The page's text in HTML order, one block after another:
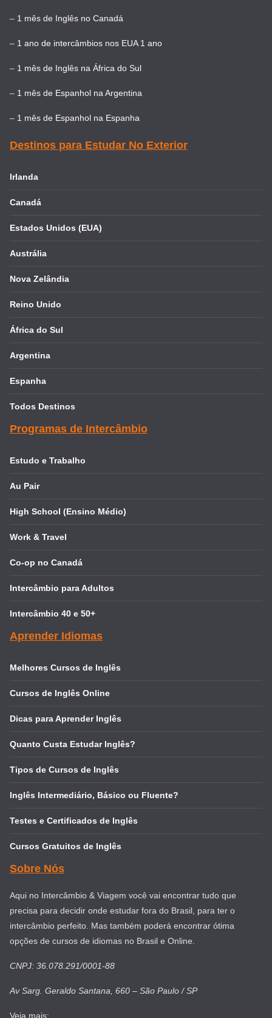
– 1 mês de Inglês no Canadá
– 1 ano de intercâmbios nos EUA 1 ano
– 1 mês de Inglês na África do Sul
– 1 mês de Espanhol na Argentina
– 1 mês de Espanhol na Espanha
Destinos para Estudar No Exterior
Irlanda
Canadá
Estados Unidos (EUA)
Austrália
Nova Zelândia
Reino Unido
África do Sul
Argentina
Espanha
Todos Destinos
Programas de Intercâmbio
Estudo e Trabalho
Au Pair
High School (Ensino Médio)
Work & Travel
Co-op no Canadá
Intercâmbio para Adultos
Intercâmbio 40 e 50+
Aprender Idiomas
Melhores Cursos de Inglês
Cursos de Inglês Online
Dicas para Aprender Inglês
Quanto Custa Estudar Inglês?
Tipos de Cursos de Inglês
Inglês Intermediário, Básico ou Fluente?
Testes e Certificados de Inglês
Cursos Gratuitos de Inglês
Sobre Nós
Aqui no Intercâmbio & Viagem você vai encontrar tudo que
precisa para decidir onde estudar fora do Brasil, para ter o
intercâmbio perfeito. Mas também poderá encontrar ótima
opções de cursos de idiomas no Brasil e Online.
CNPJ: 36.078.291/0001-88
Av Sarg. Geraldo Santana, 660 – São Paulo / SP
Veja mais: